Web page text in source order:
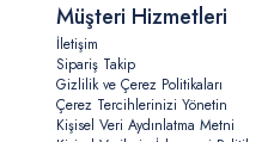
Müşteri Hizmetleri
İletişim
Sipariş Takip
Gizlilik ve Çerez Politikaları
Çerez Tercihlerinizi Yönetin
Kişisel Veri Aydınlatma Metni